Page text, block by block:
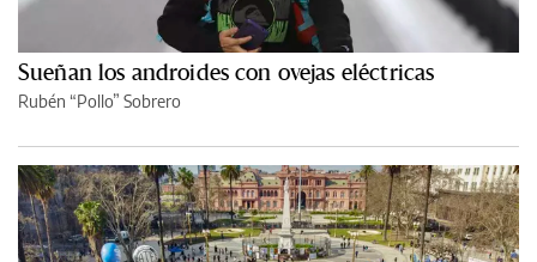
Sueñan los androides con ovejas eléctricas
Rubén “Pollo” Sobrero